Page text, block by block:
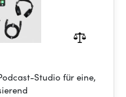
Studio für eine,